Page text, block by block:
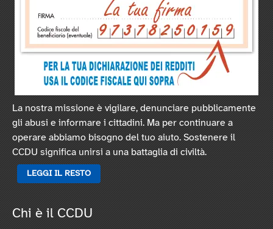
La nostra missione è vigilare, denunciare pubblicamente
gli abusi e informare i cittadini. Ma per continuare a
operare abbiamo bisogno del tuo aiuto. Sostenere il
CCDU significa unirsi a una battaglia di civiltà.
LEGGI IL RESTO
Chi è il CCDU